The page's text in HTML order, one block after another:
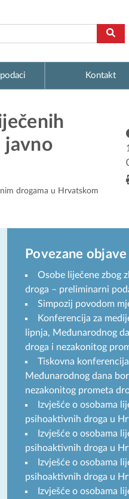
Kontakt
javno
drogama u Hrvatskom
Povezane objave
Osobe liječene zbog
droga – preliminarni
Simpozij povodom
Konferencija za
lipnja, Međunarodnog
droga i nezakonitog
Tiskovna
Međunarodnog dana
nezakonitog prometa
Izvješće o osobama
psihoaktivnih droga u
Izvješće o osobama
psihoaktivnih droga u
Izvješće o osobama
psihoaktivnih droga u
Izvješće o osobama